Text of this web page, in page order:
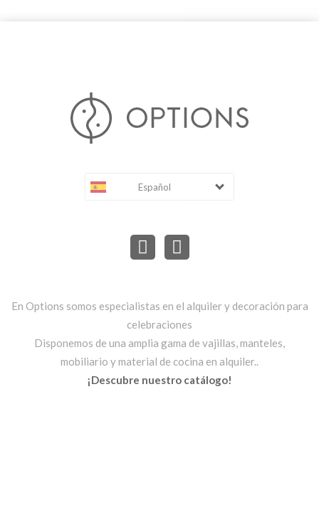
Español
En Options somos especialistas en el alquiler y decoración para
celebraciones
Disponemos de una amplia gama de vajillas, manteles,
mobiliario y material de cocina en alquiler..
¡Descubre nuestro catálogo!